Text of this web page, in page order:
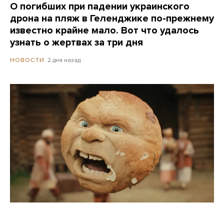
О погибших при падении украинского
дрона на пляж в Геленджике по-прежнему
известно крайне мало. Вот что удалось
узнать о жертвах за три дня
НОВОСТИ 2 дня назад